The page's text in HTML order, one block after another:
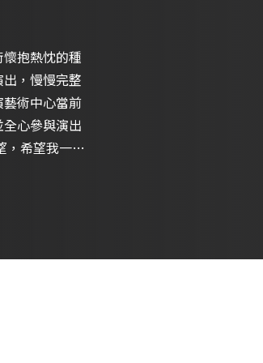
抱熱忱的種
，慢慢完整
術中心當前
心參與演出
，希望我一個